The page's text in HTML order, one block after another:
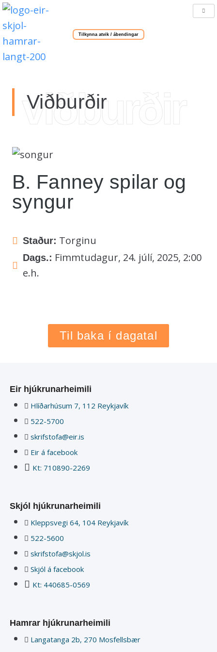
Tilkynna atvik / ábendingar
viðburðir
Viðburðir
B. Fanney spilar og
syngur
Staður: Torginu
Dags.: Fimmtudagur, 24. júlí, 2025, 2:00
e.h.
Til baka í dagatal
Eir hjúkrunarheimili
Hlíðarhúsum 7, 112 Reykjavík
522-5700
skrifstofa@eir.is
Eir á facebook
Kt: 710890-2269
Skjól hjúkrunarheimili
Kleppsvegi 64, 104 Reykjavík
522-5600
skrifstofa@skjol.is
Skjól á facebook
Kt: 440685-0569
Hamrar hjúkrunarheimili
Langatanga 2b, 270 Mosfellsbær